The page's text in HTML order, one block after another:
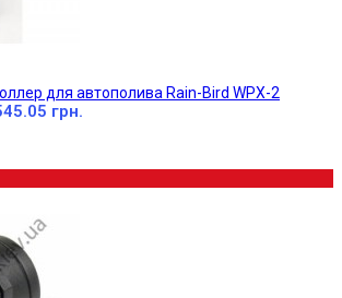
для автополива Rain-Bird WPX-2
грн.